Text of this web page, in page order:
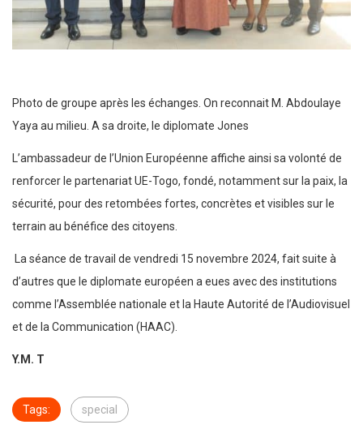
Photo de groupe après les échanges. On reconnait M. Abdoulaye
Yaya au milieu. A sa droite, le diplomate Jones
L’ambassadeur de l’Union Européenne affiche ainsi sa volonté de
renforcer le partenariat UE-Togo, fondé, notamment sur la paix, la
sécurité, pour des retombées fortes, concrètes et visibles sur le
terrain au bénéfice des citoyens.
La séance de travail de vendredi 15 novembre 2024, fait suite à
d’autres que le diplomate européen a eues avec des institutions
comme l’Assemblée nationale et la Haute Autorité de l’Audiovisuel
et de la Communication (HAAC).
Y.M. T
Tags: special